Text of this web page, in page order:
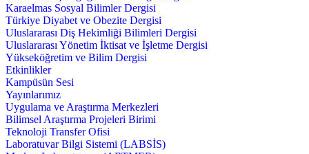
Karaelmas Sosyal Bilimler Dergisi
Türkiye Diyabet ve Obezite Dergisi
Uluslararası Diş Hekimliği Bilimleri Dergisi
Uluslararası Yönetim İktisat ve İşletme Dergisi
Yükseköğretim ve Bilim Dergisi
Etkinlikler
Kampüsün Sesi
Yayınlarımız
Uygulama ve Araştırma Merkezleri
Bilimsel Araştırma Projeleri Birimi
Teknoloji Transfer Ofisi
Laboratuvar Bilgi Sistemi (LABSİS)